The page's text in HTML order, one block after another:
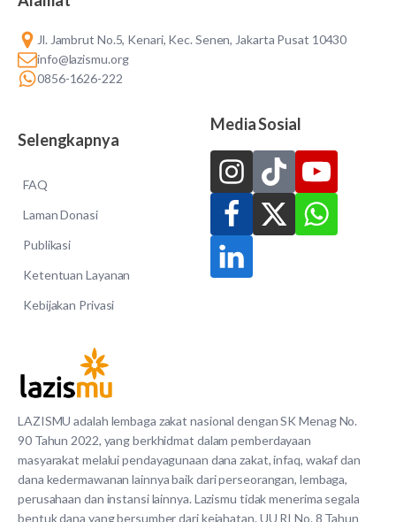
LAZISMU adalah lembaga zakat nasional dengan SK Menag No.
90 Tahun 2022, yang berkhidmat dalam pemberdayaan
masyarakat melalui pendayagunaan dana zakat, infaq, wakaf dan
dana kedermawanan lainnya baik dari perseorangan, lembaga,
perusahaan dan instansi lainnya. Lazismu tidak menerima segala
bentuk dana yang bersumber dari kejahatan. UU RI No. 8 Tahun
Jl. Jambrut No.5, Kenari, Kec. Senen, Jakarta Pusat 10430
info@lazismu.org
0856-1626-222
Selengkapnya
FAQ
Laman Donasi
Publikasi
Ketentuan Layanan
Kebijakan Privasi
Media Sosial